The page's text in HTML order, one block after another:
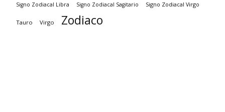
Signo Zodiacal Libra Signo Zodiacal Sagitario Signo Zodiacal Virgo
Tauro Virgo Zodiaco